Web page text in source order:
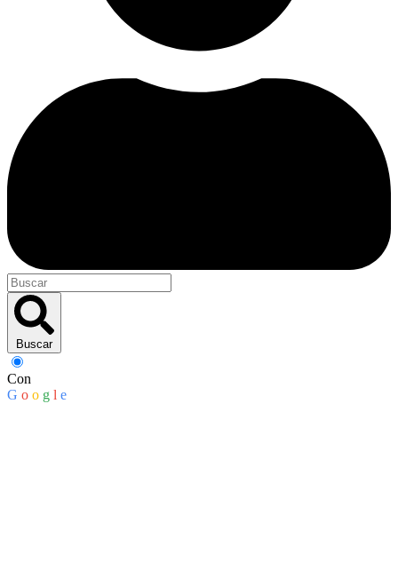
Buscar
Con
G o o g l e